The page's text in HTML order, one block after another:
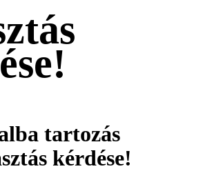
tartozás
kérdése!